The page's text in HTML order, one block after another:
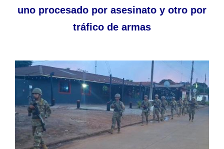
uno procesado por asesinato y otro por
tráfico de armas